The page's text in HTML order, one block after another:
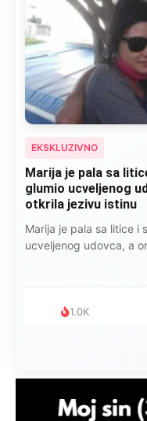
EKSKLUZIVNO
Marija je pala sa
glumio ucveljenog
otkrila jezivu istinu
Marija je pala sa litice i
ucveljenog udovca, a
1.0K